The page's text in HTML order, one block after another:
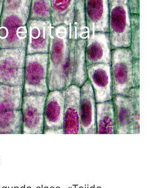
epitelial